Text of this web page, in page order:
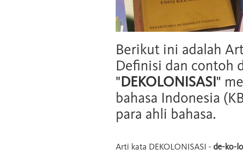
Berikut ini adalah
Definisi dan contoh
"DEKOLONISASI"
bahasa Indonesia
para ahli bahasa.
Arti kata DEKOLONISASI - de-ko-